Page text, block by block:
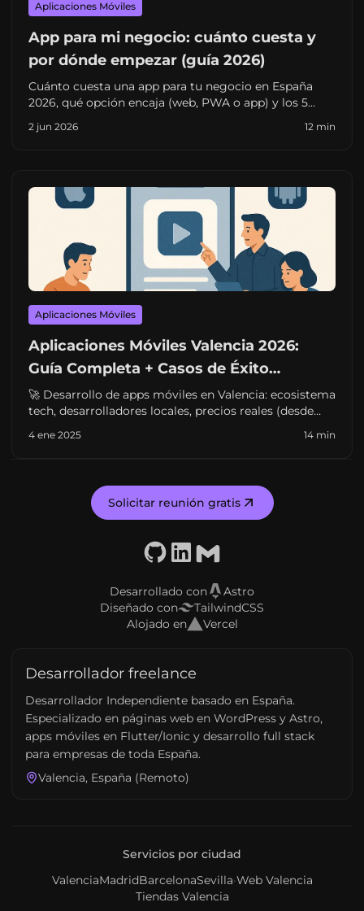
Aplicaciones Móviles
App para mi negocio: cuánto cuesta y
por dónde empezar (guía 2026)
Cuánto cuesta una app para tu negocio en España
2026, qué opción encaja (web, PWA o app) y los 5
dinero.
2 jun 2026 12 min
Aplicaciones Móviles
Aplicaciones Móviles Valencia 2026:
Guía Completa + Casos de Éxito
Lanzadera
🚀 Desarrollo de apps móviles en Valencia: ecosistema
tech, desarrolladores locales, precios reales (desde
4 ene 2025 14 min
Solicitar reunión gratis
GitHubLinkedIn
Email
Desarrollado con
Astro
Diseñado con
TailwindCSS
Alojado en
Vercel
Desarrollador freelance
Desarrollador Independiente basado en España.
Especializado en páginas web en WordPress y Astro,
apps móviles en Flutter/Ionic y desarrollo full stack
para empresas de toda España.
Valencia, España (Remoto)
Servicios por ciudad
ValenciaMadridBarcelonaSevilla·Web Valencia
Tiendas Valencia